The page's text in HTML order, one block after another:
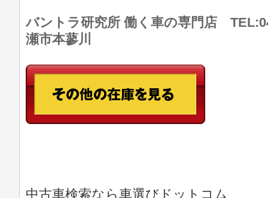
バントラ研究所 働く車の専門店
瀬市本蓼川
中古車検索なら車選びドットコム